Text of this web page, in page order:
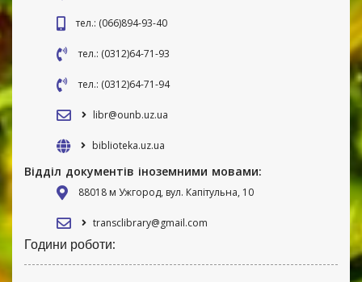
тел.: (066)894-93-40
тел.: (0312)64-71-93
тел.: (0312)64-71-94
libr@ounb.uz.ua
biblioteka.uz.ua
Відділ документів іноземними мовами:
88018 м Ужгород, вул. Капітульна, 10
transclibrary@gmail.com
Години роботи: